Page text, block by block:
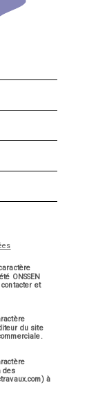
ONSSEN
et
du site
des
à